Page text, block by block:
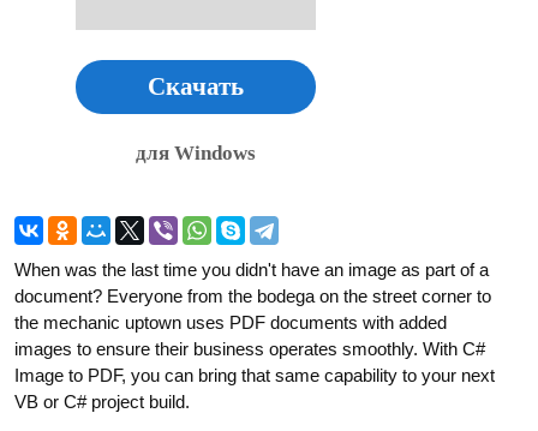
Скачать
для Windows
When was the last time you didn't have an image as part of a
document? Everyone from the bodega on the street corner to
the mechanic uptown uses PDF documents with added
images to ensure their business operates smoothly. With C#
Image to PDF, you can bring that same capability to your next
VB or C# project build.